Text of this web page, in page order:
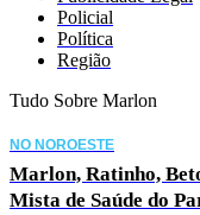
Policial
Política
Região
Tudo Sobre Marlon
NO NOROESTE
Marlon, Ratinho,
Mista de Saúde do